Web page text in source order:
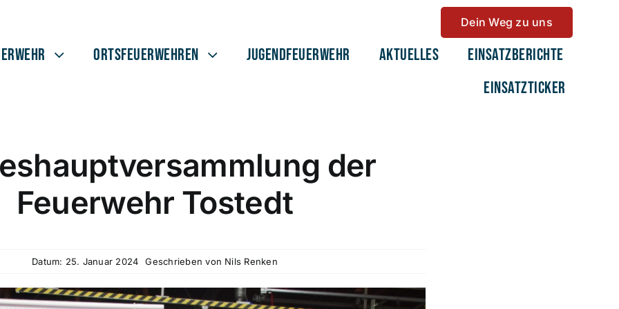
Dein Weg zu uns
Ortsfeuerwehren Jugendfeuerwehr Aktuelles
Einsatzberichte
Einsatzticker
der
Feuerwehr Tostedt
Datum: 25. Januar 2024 Geschrieben von Nils Renken